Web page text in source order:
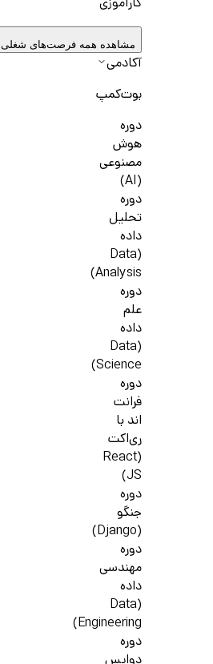
کارآموزی
مشاهده همه فرصت‌های شغلی
آکادمی
بوت‌کمپ
دوره
هوش
مصنوعی
(AI)
دوره
تحلیل
داده
(Data
Analysis)
دوره
علم
داده
(Data
Science)
دوره
فرانت
اند با
ری‌اکت
(React
JS)
دوره
جنگو
(Django)
دوره
مهندسی
داده
(Data
Engineering)
دوره